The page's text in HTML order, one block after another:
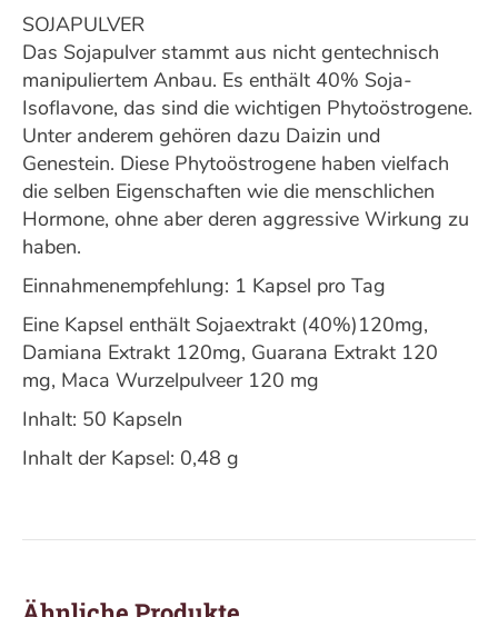
SOJAPULVER
Das Sojapulver stammt aus nicht gentechnisch
manipuliertem Anbau. Es enthält 40% Soja-
Isoflavone, das sind die wichtigen Phytoöstrogene.
Unter anderem gehören dazu Daizin und
Genestein. Diese Phytoöstrogene haben vielfach
die selben Eigenschaften wie die menschlichen
Hormone, ohne aber deren aggressive Wirkung zu
haben.
Einnahmenempfehlung: 1 Kapsel pro Tag
Eine Kapsel enthält Sojaextrakt (40%)120mg,
Damiana Extrakt 120mg, Guarana Extrakt 120
mg, Maca Wurzelpulveer 120 mg
Inhalt: 50 Kapseln
Inhalt der Kapsel: 0,48 g